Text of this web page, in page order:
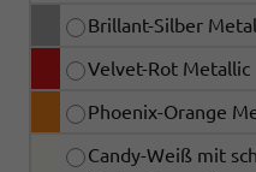
Brillant-Silber
Velvet-Rot Metallic
Phoenix-Orange
Candy-Weiß mit